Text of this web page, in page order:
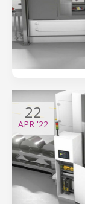
22
APR '22